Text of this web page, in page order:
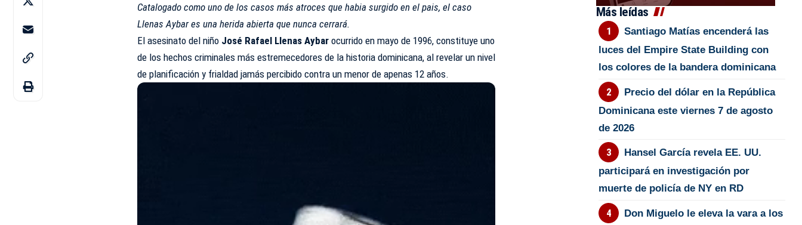
Catalogado como uno de los casos más atroces que habia surgido en el pais, el caso
Llenas Aybar es una herida abierta que nunca cerrará.
El asesinato del niño José Rafael Llenas Aybar ocurrido en mayo de 1996, constituye uno
de los hechos criminales más estremecedores de la historia dominicana, al revelar un nivel
de planificación y frialdad jamás percibido contra un menor de apenas 12 años.
Más leídas
Santiago Matías encenderá las
luces del Empire State Building con
los colores de la bandera dominicana
Precio del dólar en la República
Dominicana este viernes 7 de agosto
de 2026
Hansel García revela EE. UU.
participará en investigación por
muerte de policía de NY en RD
Don Miguelo le eleva la vara a los